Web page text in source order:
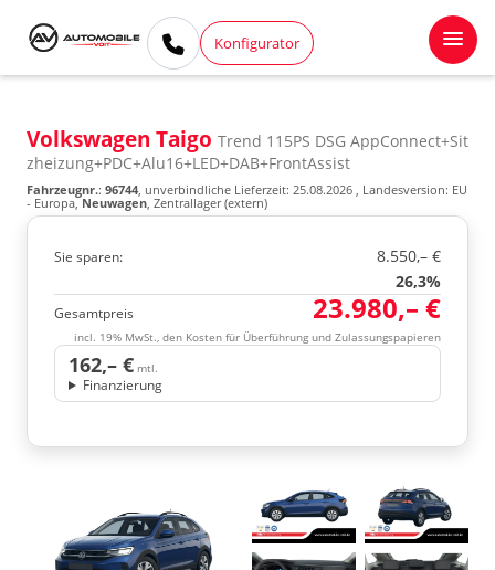
Konfigurator
Volkswagen Taigo Trend 115PS DSG AppConnect+Sit
zheizung+PDC+Alu16+LED+DAB+FrontAssist
Fahrzeugnr.: 96744, unverbindliche Lieferzeit: 25.08.2026 , Landesversion: EU
- Europa,Neuwagen, Zentrallager (extern)
Sie sparen:
8.550,– €
26,3%
Gesamtpreis 23.980,– €
incl. 19% MwSt., den Kosten für Überführung und Zulassungspapieren
162,– € mtl.
Finanzierung